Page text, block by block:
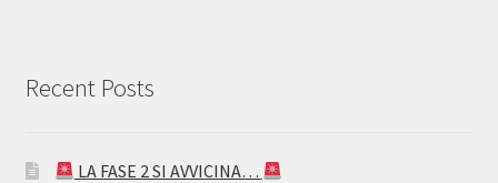
Recent Posts
LA FASE 2 SI AVVICINA…